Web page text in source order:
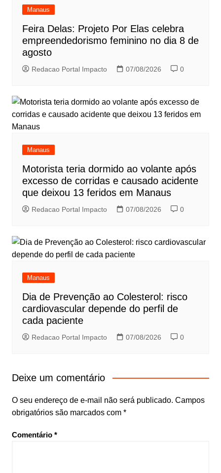
Manaus
Feira Delas: Projeto Por Elas celebra
empreendedorismo feminino no dia 8 de
agosto
Redacao Portal Impacto 07/08/2026 0
Manaus
Motorista teria dormido ao volante após
excesso de corridas e causado acidente
que deixou 13 feridos em Manaus
Redacao Portal Impacto 07/08/2026 0
Manaus
Dia de Prevenção ao Colesterol: risco
cardiovascular depende do perfil de
cada paciente
Redacao Portal Impacto 07/08/2026 0
Deixe um comentário
O seu endereço de e-mail não será publicado. Campos
obrigatórios são marcados com *
Comentário *